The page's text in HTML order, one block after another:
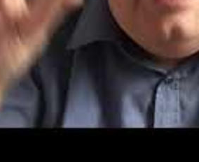
Schulabschluss unter
www.asbb.at
als 5 Schuljahre umfassen,
technischer
Meister- und
mindestens 20 Wochenstunden
Allgemeinbildung* erbringen können.
können Sie den